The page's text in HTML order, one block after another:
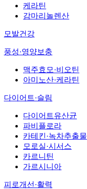
케라틴
감마리놀렌산
모발건강
풍성·영양보충
맥주효모·비오틴
아미노산·케라틴
다이어트·슬림
다이어트유산균
파비플로라
카테킨·녹차추출물
모로실·시서스
카르니틴
가르시니아
피로개선·활력